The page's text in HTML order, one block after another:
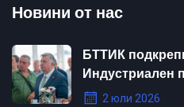
Новини от нас
БТТИК
Индустриален
2 юли 2026